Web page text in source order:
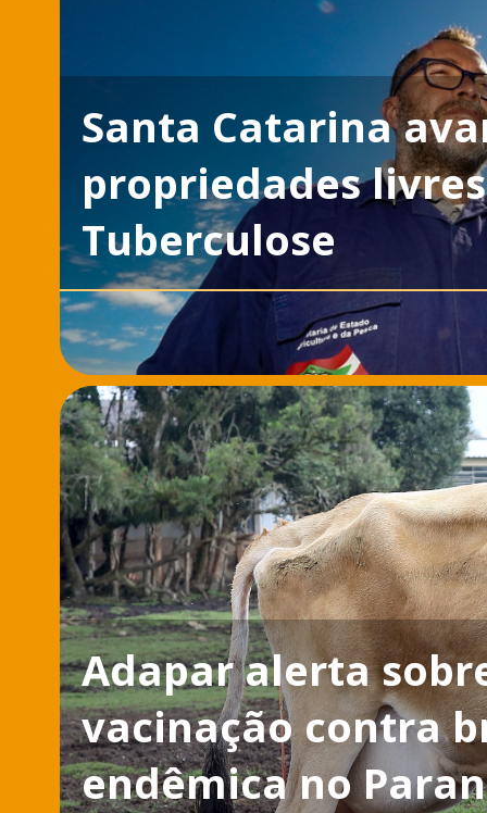
Santa Catarina
propriedades
Tuberculose
Adapar alerta
vacinação contra
endêmica no